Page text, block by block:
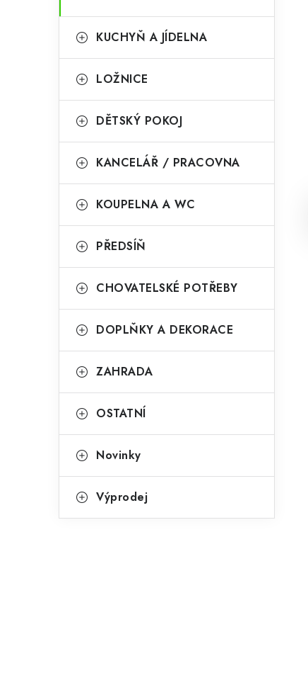
KUCHYŇ A JÍDELNA
LOŽNICE
DĚTSKÝ POKOJ
KANCELÁŘ / PRACOVNA
KOUPELNA A WC
PŘEDSÍŇ
CHOVATELSKÉ POTŘEBY
DOPLŇKY A DEKORACE
ZAHRADA
OSTATNÍ
Novinky
Výprodej